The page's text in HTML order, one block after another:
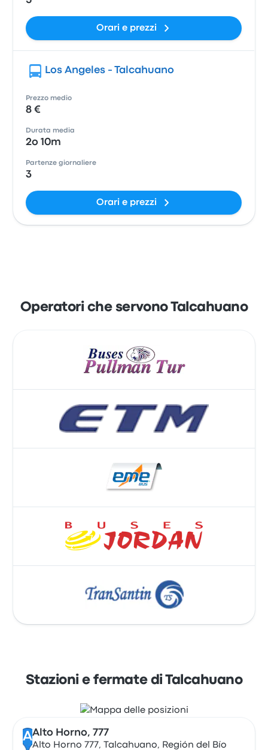
Orari e prezzi
Los Angeles - Talcahuano
Prezzo medio
8 €
Durata media
2o 10m
Partenze giornaliere
3
Orari e prezzi
Operatori che servono Talcahuano
Stazioni e fermate di Talcahuano
AAlto Horno, 777
Alto Horno 777, Talcahuano, Región del Bío